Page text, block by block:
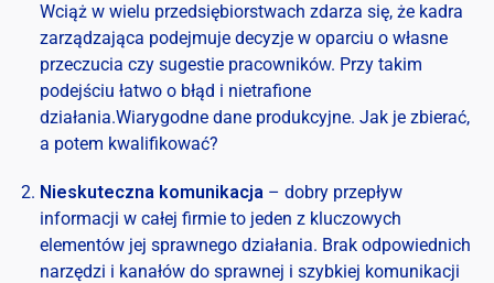
Wciąż w wielu przedsiębiorstwach zdarza się, że kadra
zarządzająca podejmuje decyzje w oparciu o własne
przeczucia czy sugestie pracowników. Przy takim
podejściu łatwo o błąd i nietrafione
działania.Wiarygodne dane produkcyjne. Jak je zbierać,
a potem kwalifikować?
Nieskuteczna komunikacja – dobry przepływ
informacji w całej firmie to jeden z kluczowych
elementów jej sprawnego działania. Brak odpowiednich
narzędzi i kanałów do sprawnej i szybkiej komunikacji